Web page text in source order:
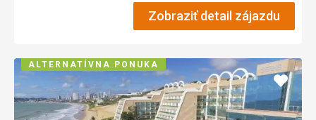
Zobraziť detail zájazdu
Pridať
do
ALTERNATÍVNA PONUKA